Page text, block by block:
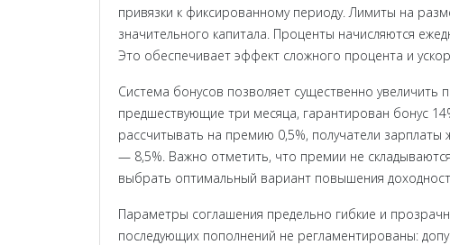
привязки к фиксированному периоду. Лимиты на
значительного капитала. Проценты начисляются
Это обеспечивает эффект сложного процента и
Система бонусов позволяет существенно
предшествующие три месяца, гарантирован бонус
рассчитывать на премию 0,5%, получатели
— 8,5%. Важно отметить, что премии не
выбрать оптимальный вариант повышения
Параметры соглашения предельно гибкие и
последующих пополнений не регламентированы: